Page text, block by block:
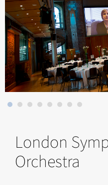
London
Orchestra